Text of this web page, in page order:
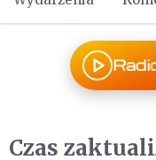
Czas